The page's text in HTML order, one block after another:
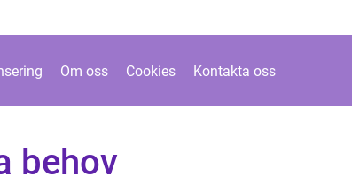
Om oss Cookies Kontakta oss
behov